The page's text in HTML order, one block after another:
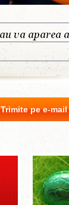
Trimite pe e-mail